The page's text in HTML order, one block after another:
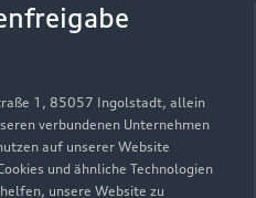
1, 85057 Ingolstadt, allein
verbundenen Unternehmen
auf unserer Website
und ähnliche Technologien
unsere Website zu